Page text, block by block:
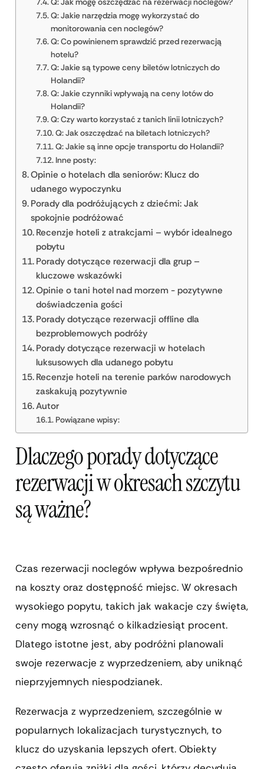
Q: Jakie narzędzia mogę wykorzystać do
monitorowania cen noclegów?
Q: Co powinienem sprawdzić przed rezerwacją
hotelu?
Q: Jakie są typowe ceny biletów lotniczych do
Holandii?
Q: Jakie czynniki wpływają na ceny lotów do
Holandii?
Q: Czy warto korzystać z tanich linii lotniczych?
Q: Jak oszczędzać na biletach lotniczych?
Q: Jakie są inne opcje transportu do Holandii?
Inne posty:
Opinie o hotelach dla seniorów: Klucz do
udanego wypoczynku
Porady dla podróżujących z dziećmi: Jak
spokojnie podróżować
Recenzje hoteli z atrakcjami – wybór idealnego
pobytu
Porady dotyczące rezerwacji dla grup –
kluczowe wskazówki
Opinie o tani hotel nad morzem - pozytywne
doświadczenia gości
Porady dotyczące rezerwacji offline dla
bezproblemowych podróży
Porady dotyczące rezerwacji w hotelach
luksusowych dla udanego pobytu
Recenzje hoteli na terenie parków narodowych
zaskakują pozytywnie
Autor
Powiązane wpisy:
Dlaczego porady dotyczące
rezerwacji w okresach szczytu
są ważne?
Czas rezerwacji noclegów wpływa bezpośrednio
na koszty oraz dostępność miejsc. W okresach
wysokiego popytu, takich jak wakacje czy święta,
ceny mogą wzrosnąć o kilkadziesiąt procent.
Dlatego istotne jest, aby podróżni planowali
swoje rezerwacje z wyprzedzeniem, aby uniknąć
nieprzyjemnych niespodzianek.
Rezerwacja z wyprzedzeniem, szczególnie w
popularnych lokalizacjach turystycznych, to
klucz do uzyskania lepszych ofert. Obiekty